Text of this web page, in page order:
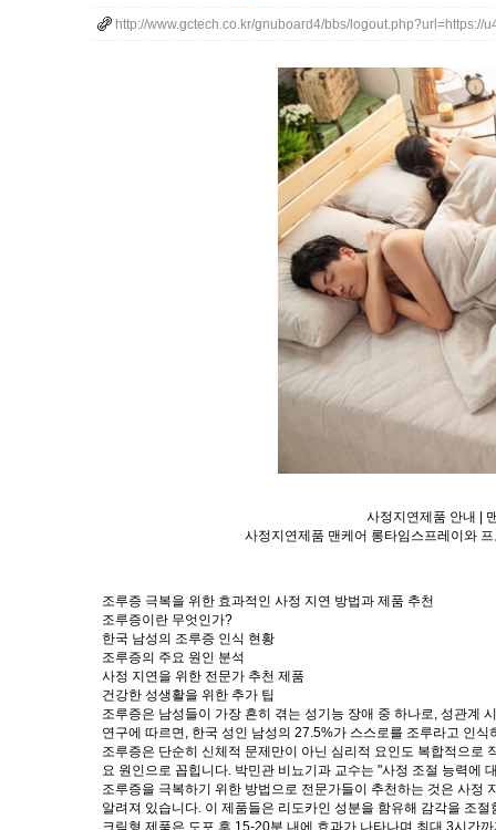
http://www.gctech.co.kr/gnuboard4/bbs/logout.php?url=https://
사정지연제품 안내 |
사정지연제품 맨케어 롱타임스프레이와
조루증 극복을 위한 효과적인 사정 지연 방법과 제품 추천
조루증이란 무엇인가?
한국 남성의 조루증 인식 현황
조루증의 주요 원인 분석
사정 지연을 위한 전문가 추천 제품
건강한 성생활을 위한 추가 팁
조루증은 남성들이 가장 흔히 겪는 성기능 장애 중 하나로, 성관계
연구에 따르면, 한국 성인 남성의 27.5%가 스스로를 조루라고 인
조루증은 단순히 신체적 문제만이 아닌 심리적 요인도 복합적으로
요 원인으로 꼽힙니다. 박민관 비뇨기과 교수는 "사정 조절 능력에
조루증을 극복하기 위한 방법으로 전문가들이 추천하는 것은 사정
알려져 있습니다. 이 제품들은 리도카인 성분을 함유해 감각을 조
크림형 제품은 도포 후 15-20분 내에 효과가 나타나며 최대 3시간